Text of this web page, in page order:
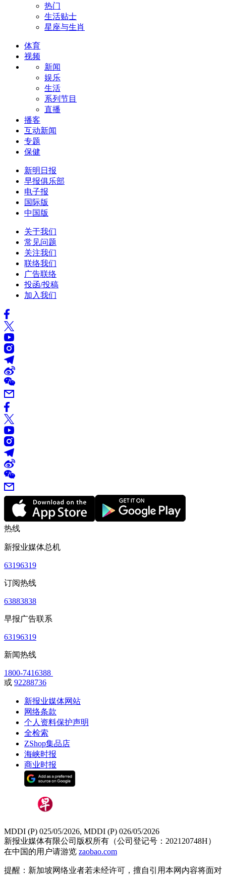
热门
生活贴士
星座与生肖
体育
视频
新闻
娱乐
生活
系列节目
直播
播客
互动新闻
专题
保健
新明日报
早报俱乐部
电子报
国际版
中国版
关于我们
常见问题
关注我们
联络我们
广告联络
投函/投稿
加入我们
热线
新报业媒体总机
63196319
订阅热线
63883838
早报广告联系
63196319
新闻热线
1800-7416388
或 92288736
新报业媒体网站
网络条款
个人资料保护声明
全检索
ZShop集品店
海峡时报
商业时报
MDDI (P) 025/05/2026, MDDI (P) 026/05/2026
新报业媒体有限公司版权所有（公司登记号：202120748H）
在中国的用户请游览 zaobao.com
提醒：新加坡网络业者若未经许可，擅自引用本网内容将面对